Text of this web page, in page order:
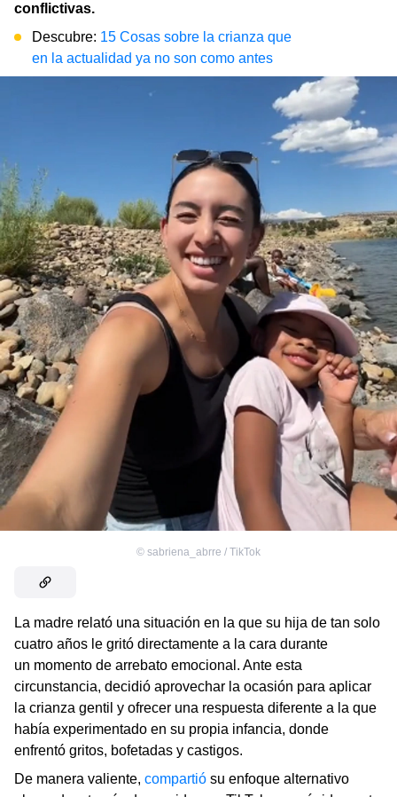
conflictivas.
Descubre: 15 Cosas sobre la crianza que
en la actualidad ya no son como antes
© sabriena_abrre / TikTok
La madre relató una situación en la que su hija de tan solo
cuatro años le gritó directamente a la cara durante
un momento de arrebato emocional. Ante esta
circunstancia, decidió aprovechar la ocasión para aplicar
la crianza gentil y ofrecer una respuesta diferente a la que
había experimentado en su propia infancia, donde
enfrentó gritos, bofetadas y castigos.
De manera valiente, compartió su enfoque alternativo